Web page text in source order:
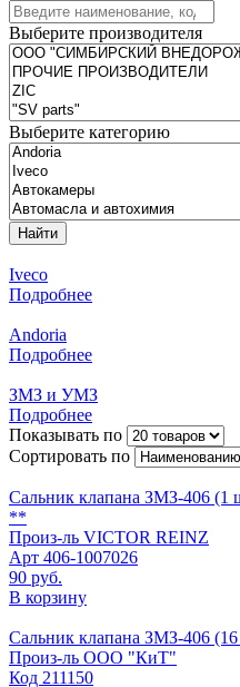
Выберите производителя
Выберите категорию
Найти
Iveco
Подробнее
Andoria
Подробнее
ЗМЗ и УМЗ
Подробнее
Показывать по
Сортировать по
Сальник клапана ЗМЗ-406
**
Произ-ль VICTOR REINZ
Арт 406-1007026
90 руб.
В корзину
Сальник клапана ЗМЗ-406
Произ-ль ООО "КиТ"
Код 211150